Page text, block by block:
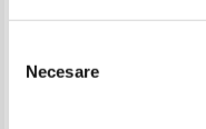
consimțământului
Necesare